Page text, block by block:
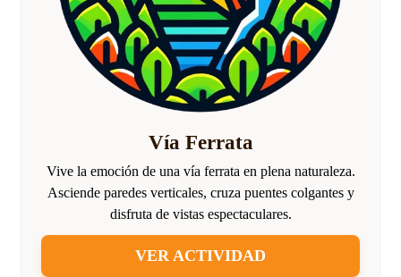
Vía Ferrata
Vive la emoción de una vía ferrata en plena naturaleza.
Asciende paredes verticales, cruza puentes colgantes y
disfruta de vistas espectaculares.
VER ACTIVIDAD